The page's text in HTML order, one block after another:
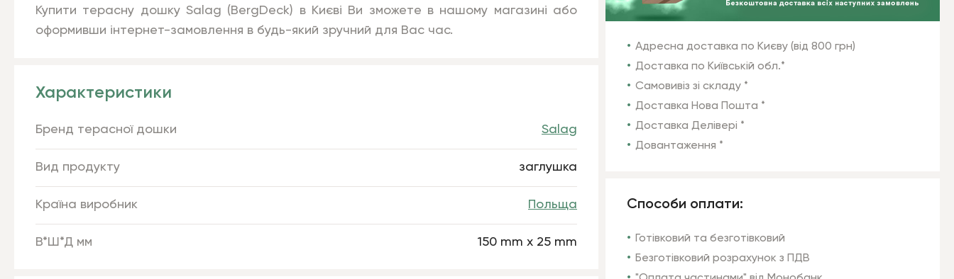
Адресна доставка по Києву (від 800 грн)
Доставка по Київській обл.*
Самовивіз зі складу *
Доставка Нова Пошта *
Доставка Делівері *
Довантаження *
Способи оплати:
Готівковий та безготівковий
Безготівковий розрахунок з ПДВ
Купити терасну дошку Salag (BergDeck) в Києві Ви зможете в нашому магазині або
оформивши інтернет-замовлення в будь-який зручний для Вас час.
Характеристики
Бренд терасної дошки Salag
Вид продукту заглушка
Країна виробник Польща
В*Ш*Д мм 150 mm x 25 mm